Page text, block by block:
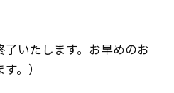
了いたします。お早めのお
。）